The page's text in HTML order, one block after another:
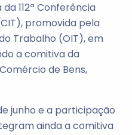
112ª Conferência
promovida pela
Trabalho (OIT), em
a comitiva da
de Bens,
junho e a participação
ainda a comitiva